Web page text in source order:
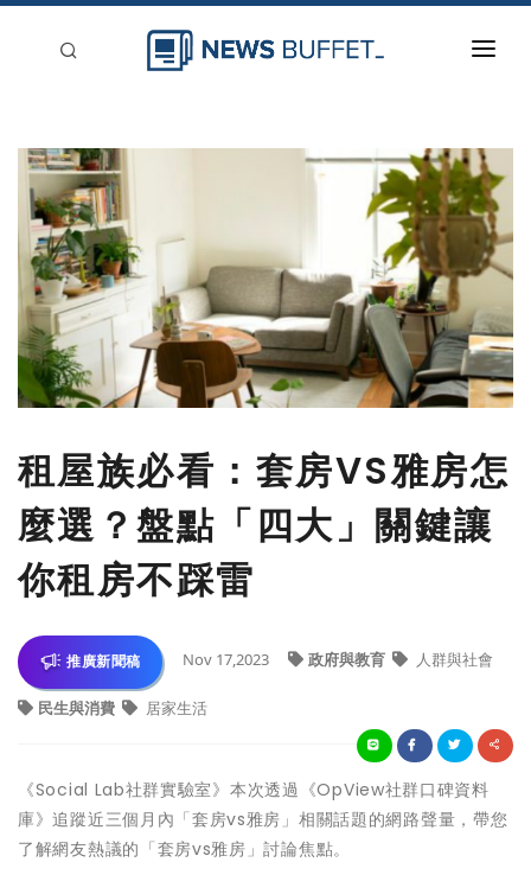
新聞稿分類
登入
刊登
租屋族必看：套房VS雅房怎
麼選？盤點「四大」關鍵讓
你租房不踩雷
推廣新聞稿 Nov 17,2023 政府與教育 人群與社會
民生與消費 居家生活
《Social Lab社群實驗室》本次透過《OpView社群口碑資料
庫》追蹤近三個月內「套房vs雅房」相關話題的網路聲量，帶您
了解網友熱議的「套房vs雅房」討論焦點。